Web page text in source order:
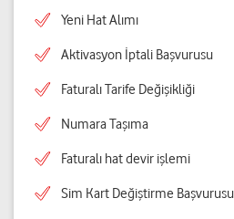
Yeni Hat Alımı
Aktivasyon İptali Başvurusu
Faturalı Tarife Değişikliği
Numara Taşıma
Faturalı hat devir işlemi
Sim Kart Değiştirme Başvurusu